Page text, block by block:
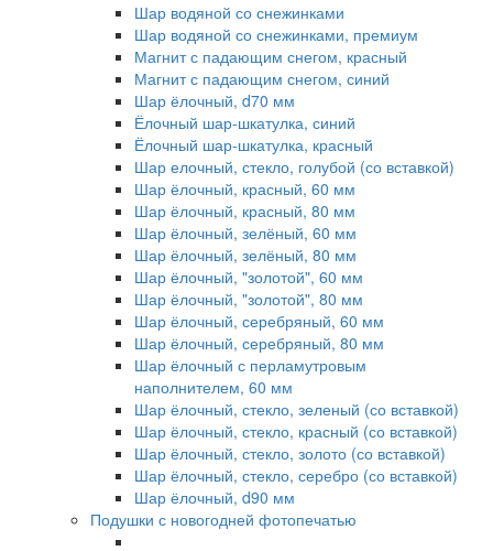
Шар водяной со снежинками
Шар водяной со снежинками, премиум
Магнит с падающим снегом, красный
Магнит с падающим снегом, синий
Шар ёлочный, d70 мм
Ёлочный шар-шкатулка, синий
Ёлочный шар-шкатулка, красный
Шар елочный, стекло, голубой (со вставкой)
Шар ёлочный, красный, 60 мм
Шар ёлочный, красный, 80 мм
Шар ёлочный, зелёный, 60 мм
Шар ёлочный, зелёный, 80 мм
Шар ёлочный, "золотой", 60 мм
Шар ёлочный, "золотой", 80 мм
Шар ёлочный, серебряный, 60 мм
Шар ёлочный, серебряный, 80 мм
Шар ёлочный с перламутровым
наполнителем, 60 мм
Шар ёлочный, стекло, зеленый (со вставкой)
Шар ёлочный, стекло, красный (со вставкой)
Шар ёлочный, стекло, золото (со вставкой)
Шар ёлочный, стекло, серебро (со вставкой)
Шар ёлочный, d90 мм
Подушки с новогодней фотопечатью